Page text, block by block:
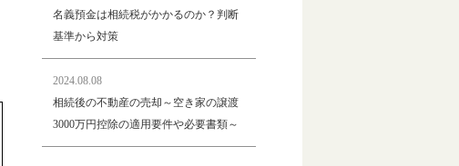
名義預金は相続税がかかるのか？判断
基準から対策
2024.08.08
相続後の不動産の売却～空き家の譲渡
3000万円控除の適用要件や必要書類～